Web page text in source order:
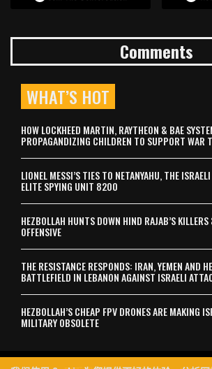
Comments
WHAT’S HOT
HOW LOCKHEED MARTIN, RAYTHEON & BAE
PROPAGANDIZING CHILDREN TO SUPPORT WAR
LIONEL MESSI’S TIES TO NETANYAHU, THE
ELITE SPYING UNIT 8200
HEZBOLLAH HUNTS DOWN HIND RAJAB’S
OFFENSIVE
THE RESISTANCE RESPONDS: IRAN, YEMEN AND
BATTLEFIELD IN LEBANON AGAINST ISRAELI
HEZBOLLAH’S CHEAP FPV DRONES ARE MAKING
MILITARY OBSOLETE